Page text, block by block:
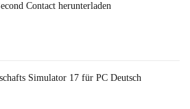
Contact herunterladen
Simulator 17 für PC Deutsch